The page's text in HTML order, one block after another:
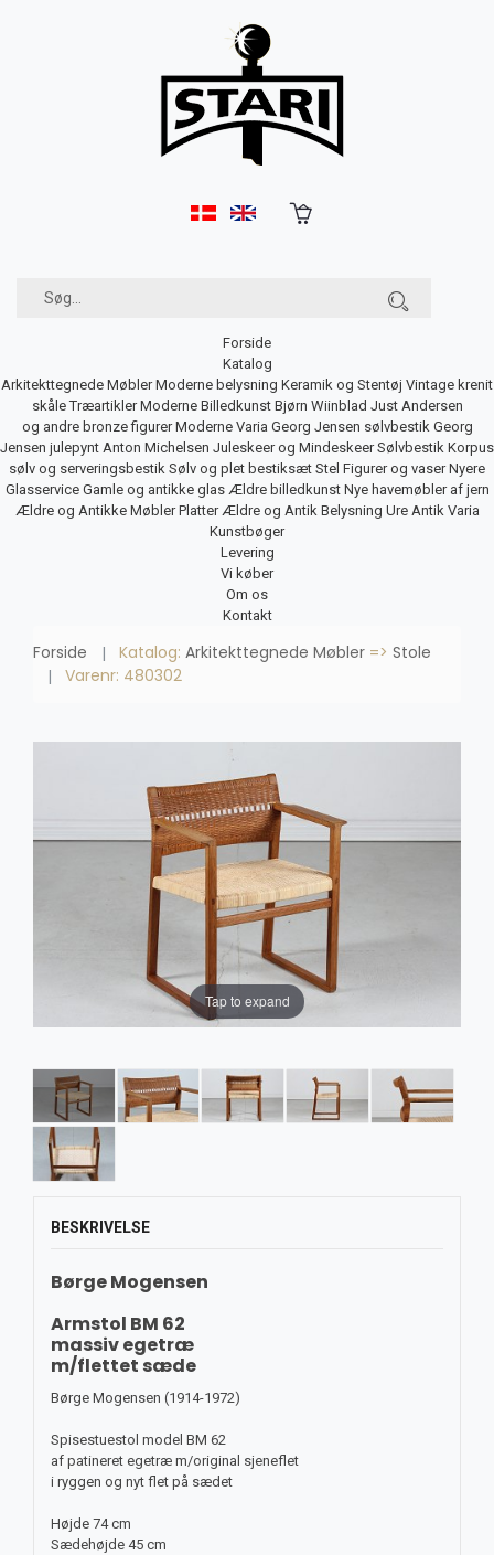
Forside
Katalog
Arkitekttegnede Møbler Moderne belysning Keramik og Stentøj Vintage krenit
skåle Træartikler Moderne Billedkunst Bjørn Wiinblad Just Andersen
og andre bronze figurer Moderne Varia Georg Jensen sølvbestik Georg
Jensen julepynt Anton Michelsen Juleskeer og Mindeskeer Sølvbestik Korpus
sølv og serveringsbestik Sølv og plet bestiksæt Stel Figurer og vaser Nyere
Glasservice Gamle og antikke glas Ældre billedkunst Nye havemøbler af jern
Ældre og Antikke Møbler Platter Ældre og Antik Belysning Ure Antik Varia
Kunstbøger
Levering
Vi køber
Om os
Kontakt
Forside Katalog: Arkitekttegnede Møbler=> Stole
Varenr: 480302
Tap to expand
BESKRIVELSE
Børge Mogensen
Armstol BM 62
massiv egetræ
m/flettet sæde
Børge Mogensen (1914-1972)
Spisestuestol model BM 62
af patineret egetræ m/original sjeneflet
i ryggen og nyt flet på sædet
Højde 74 cm
Sædehøjde 45 cm